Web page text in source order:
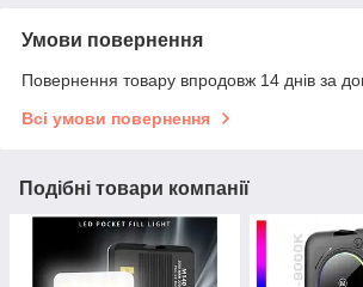
Умови повернення
Повернення товару впродовж 14 днів за
Всі умови повернення
Подібні товари компанії